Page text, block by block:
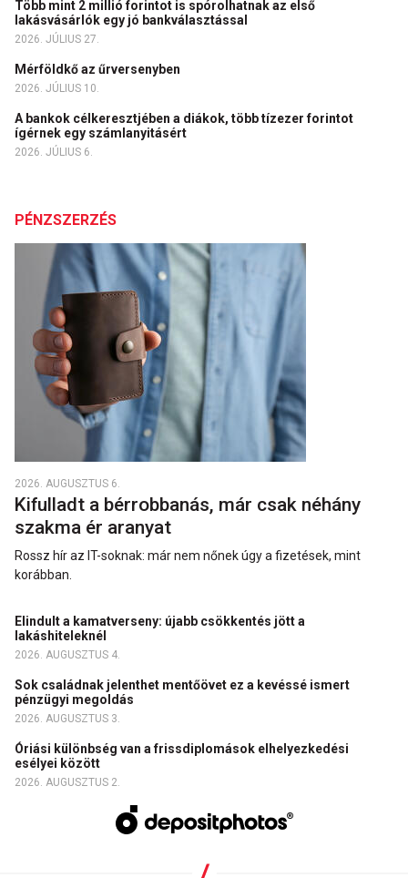
Több mint 2 millió forintot is spórolhatnak az első
lakásvásárlók egy jó bankválasztással
2026. JÚLIUS 27.
Mérföldkő az űrversenyben
2026. JÚLIUS 10.
A bankok célkeresztjében a diákok, több tízezer forintot
ígérnek egy számlanyitásért
2026. JÚLIUS 6.
PÉNZSZERZÉS
2026. AUGUSZTUS 6.
Kifulladt a bérrobbanás, már csak néhány
szakma ér aranyat
Rossz hír az IT-soknak: már nem nőnek úgy a fizetések, mint
korábban.
Elindult a kamatverseny: újabb csökkentés jött a
lakáshiteleknél
2026. AUGUSZTUS 4.
Sok családnak jelenthet mentőövet ez a kevéssé ismert
pénzügyi megoldás
2026. AUGUSZTUS 3.
Óriási különbség van a frissdiplomások elhelyezkedési
esélyei között
2026. AUGUSZTUS 2.